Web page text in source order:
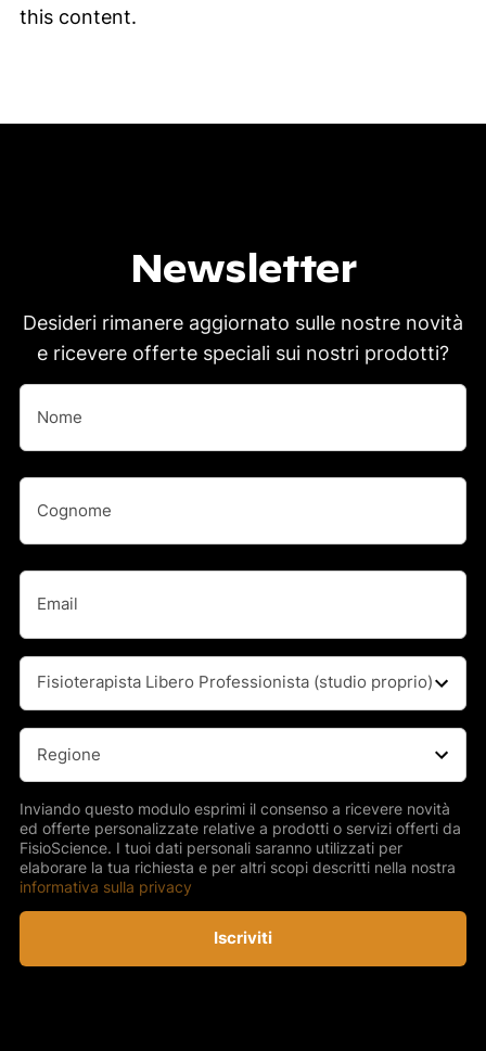
this content.
Newsletter
Desideri rimanere aggiornato sulle nostre novità
e ricevere offerte speciali sui nostri prodotti?
Nome
Nome
Email
Professione
Regione
Inviando questo modulo esprimi il consenso a ricevere novità
ed offerte personalizzate relative a prodotti o servizi offerti da
FisioScience. I tuoi dati personali saranno utilizzati per
elaborare la tua richiesta e per altri scopi descritti nella nostra
informativa sulla privacy
Iscriviti